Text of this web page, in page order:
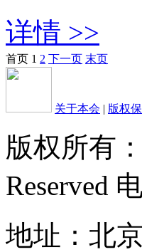
详情 >>
首页 1 2 下一页 末页
关于本会 | 版权
版权所有
Reserved
地址：北